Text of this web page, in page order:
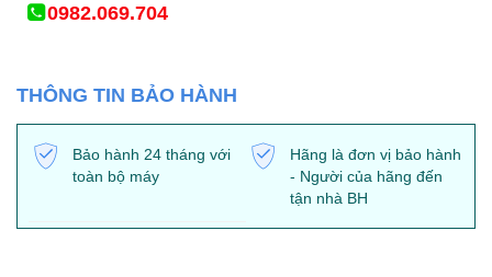
0982.069.704
THÔNG TIN BẢO HÀNH
Bảo hành 24 tháng với
toàn bộ máy
Hãng là đơn vị bảo hành
- Người của hãng đến
tận nhà BH